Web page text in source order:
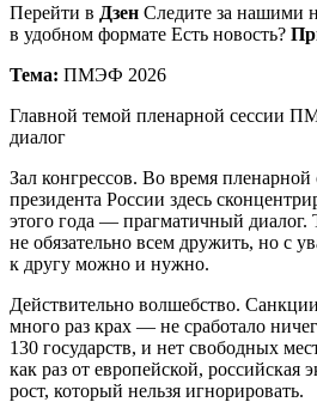
Перейти в Дзен Следите за нашими
в удобном формате Есть новость?
Тема: ПМЭФ 2026
Главной темой пленарной сессии
диалог
Зал конгрессов. Во время пленарной
президента России здесь
этого года — прагматичный диалог.
не обязательно всем дружить, но с
к другу можно и нужно.
Действительно волшебство.
много раз крах — не сработало
130 государств, и нет свободных
как раз от европейской, российская
рост, который нельзя игнорировать.